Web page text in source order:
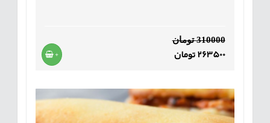
310000 تومان
263500 تومان +